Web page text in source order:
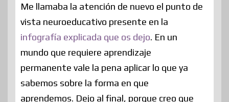
Me llamaba la atención de nuevo el punto de
vista neuroeducativo presente en la
infografía explicada que os dejo. En un
mundo que requiere aprendizaje
permanente vale la pena aplicar lo que ya
sabemos sobre la forma en que
aprendemos. Dejo al final, porque creo que